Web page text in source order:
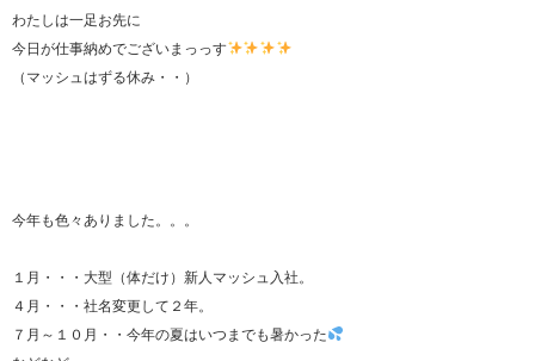
わたしは一足お先に
今日が仕事納めでございまっっす
（マッシュはずる休み・・）
今年も色々ありました。。。
１月・・・大型（体だけ）新人マッシュ入社。
４月・・・社名変更して２年。
７月～１０月・・今年の夏はいつまでも暑かった